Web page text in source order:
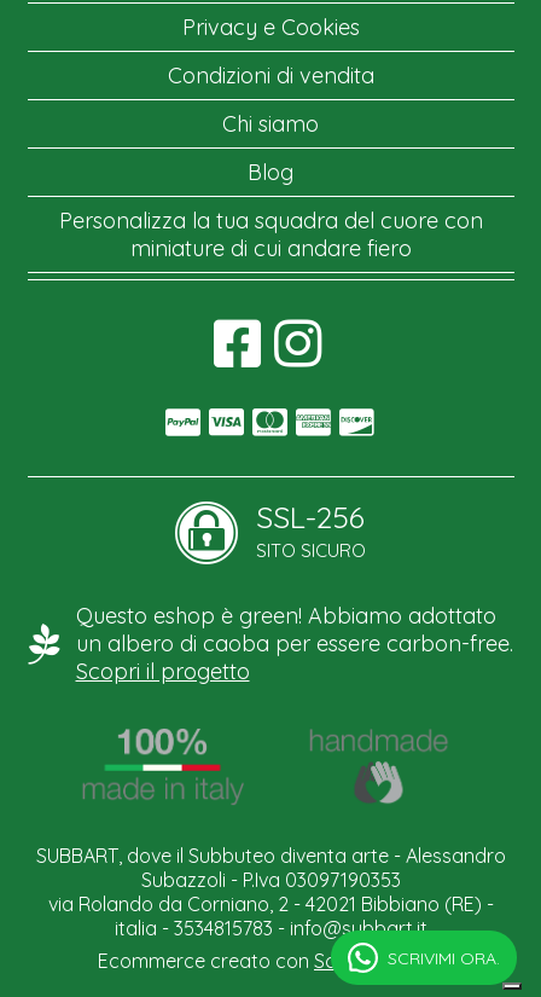
Privacy e Cookies
Condizioni di vendita
Chi siamo
Blog
Personalizza la tua squadra del cuore con
miniature di cui andare fiero
SSL-256
SITO SICURO
Questo eshop è green! Abbiamo adottato
un albero di caoba per essere carbon-free.
Scopri il progetto
SUBBART, dove il Subbuteo diventa arte - Alessandro
Subazzoli - P.Iva 03097190353
via Rolando da Corniano, 2 - 42021 Bibbiano (RE) -
italia - 3534815783 - info@subbart.it
Ecommerce creato con Scontrino.comSCRIVIMI ORA.